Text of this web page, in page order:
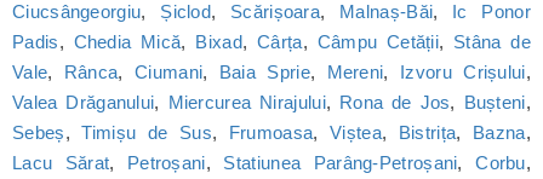
Ciucsângeorgiu, Șiclod, Scărișoara, Malnaș-Băi, Ic Ponor
Padis, Chedia Mică, Bixad,Cârța, Câmpu Cetății, Stâna de
Vale, Rânca,Ciumani, Baia Sprie, Mereni, Izvoru Crișului,
Valea Drăganului, Miercurea Nirajului, Rona de Jos, Bușteni,
Sebeș,Timișu de Sus, Frumoasa,Viștea, Bistrița, Bazna,
Lacu Sărat, Petroșani, Statiunea Parâng-Petroșani,Corbu,